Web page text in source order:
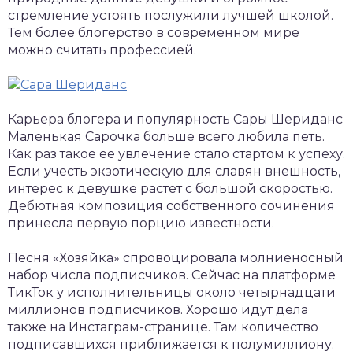
стремление устоять послужили лучшей школой.
Тем более блогерство в современном мире
можно считать профессией.
Карьера блогера и популярность Сары Шериданс
Маленькая Сарочка больше всего любила петь.
Как раз такое ее увлечение стало стартом к успеху.
Если учесть экзотическую для славян внешность,
интерес к девушке растет с большой скоростью.
Дебютная композиция собственного сочинения
принесла первую порцию известности.
Песня «Хозяйка» спровоцировала молниеносный
набор числа подписчиков. Сейчас на платформе
ТикТок у исполнительницы около четырнадцати
миллионов подписчиков. Хорошо идут дела
также на Инстаграм-странице. Там количество
подписавшихся приближается к полумиллиону.